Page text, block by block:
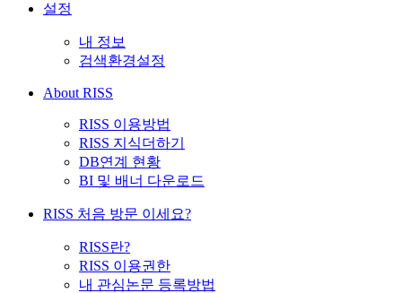
설정
내 정보
검색환경설정
About RISS
RISS 이용방법
RISS 지식더하기
DB연계 현황
BI 및 배너 다운로드
RISS 처음 방문 이세요?
RISS란?
RISS 이용권한
내 관심논문 등록방법